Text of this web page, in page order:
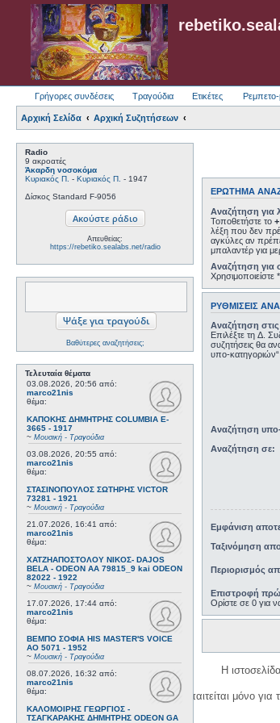
Γρήγορες συνδέσεις Τραγούδια Ετικέτες
Αρχική Σελίδα Αρχική Συζητήσεων
Radio
9 ακροατές
Άκαρδη νοσοκόμα
Κυριακός Π. - Κυριακός Π. - 1947
Δίσκος Standard F-9056
Απευθείας:
https://rebetiko.sealabs.net/radio
Βαθύτερες αναζητήσεις;
Τελευταία θέματα
03.08.2026, 20:56 από:
marco21nis
θέμα:
ΚΑΠΟΚΗΣ ΔΗΜΗΤΡΗΣ COLUMBIA E-
3665 - 1917
~ Μουσική - Τραγούδια
03.08.2026, 20:55 από:
marco21nis
θέμα:
ΣΤΑΣΙΝΟΠΟΥΛΟΣ ΣΩΤΗΡΗΣ VICTOR
73281 - 1921
~ Μουσική - Τραγούδια
21.07.2026, 16:41 από:
marco21nis
θέμα:
ΧΑΤΖΗΑΠΟΣΤΟΛΟΥ ΝΙΚΟΣ- DAJOS
BELA - ODEON AA 79815_9 kai ODEON
82022 - 1922
~ Μουσική - Τραγούδια
17.07.2026, 17:44 από:
marco21nis
θέμα:
ΒΕΜΠΟ ΣΟΦΙΑ HIS MASTER'S VOICE
AO 5071 - 1952
~ Μουσική - Τραγούδια
08.07.2026, 16:32 από:
marco21nis
θέμα:
ΚΑΛΟΜΟΙΡΗΣ ΓΕΩΡΓΙΟΣ -
ΤΣΑΓΚΑΡΑΚΗΣ ΔΗΜΗΤΡΗΣ ODEON GA
ΕΡΏΤΗΜΑ
Αναζήτηση για
Τοποθετήστε το +
λέξη που δεν
αγκύλες αν
μπαλαντέρ για
Αναζήτηση για
Χρησιμοποιείστε
ΡΥΘΜΊΣΕΙΣ
Αναζήτηση
Επιλέξτε τη Δ.
συζητήσεις θα
υπο-
Αναζήτηση
Αναζήτηση σε:
Εμφάνιση
Ταξινόμηση
Περιορισμός
Επιστροφή
Ορίστε σε 0 για
Η
Η δημιουργία λογαριασμού απαιτείται μόνο